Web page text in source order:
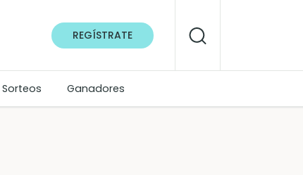
REGÍSTRATE
Sorteos Ganadores